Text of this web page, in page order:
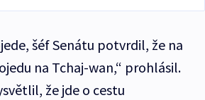
šéf Senátu potvrdil, že na
na Tchaj-wan,“ prohlásil.
že jde o cestu